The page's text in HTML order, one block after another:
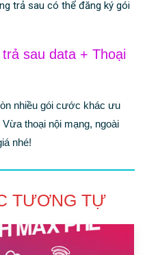
trả sau có thể đăng ký gói
sau data + Thoại
nhiều gói cước khác ưu
thoại nội mạng, ngoài
nhé!
TƯƠNG TỰ